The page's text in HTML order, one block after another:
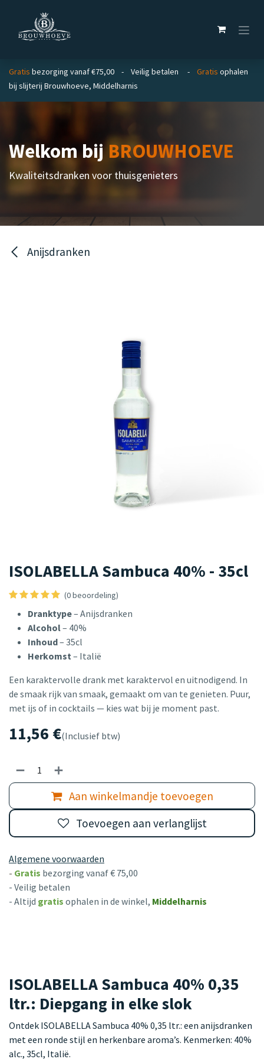
Gratis bezorging vanaf €75,00 - Veilig betalen - Gratis ophalen
bij slijterij Brouwhoeve, Middelharnis
Welkom bijBROUWHOEVE
Kwaliteitsdranken voor thuisgenieters
Anijsdranken
ISOLABELLA Sambuca 40% - 35cl
(0 beoordeling)
Dranktype– Anijsdranken
Alcohol– 40%
Inhoud– 35cl
Herkomst– Italië
Een karaktervolle drank met karaktervol en uitnodigend. In
de smaak rijk van smaak, gemaakt om van te genieten. Puur,
met ijs of in cocktails — kies wat bij je moment past.
11,56 €(Inclusief btw)
Aan winkelmandje toevoegen
Toevoegen aan verlanglijst
Algemene voorwaarden
- Gratis bezorging vanaf € 75,00
- Veilig betalen
- Altijd gratis ophalen in de winkel, Middelharnis
ISOLABELLA Sambuca 40% 0,35
ltr.: Diepgang in elke slok
Ontdek ISOLABELLA Sambuca 40% 0,35 ltr.: een anijsdranken
met een ronde stijl en herkenbare aroma’s. Kenmerken: 40%
alc., 35cl, Italië.